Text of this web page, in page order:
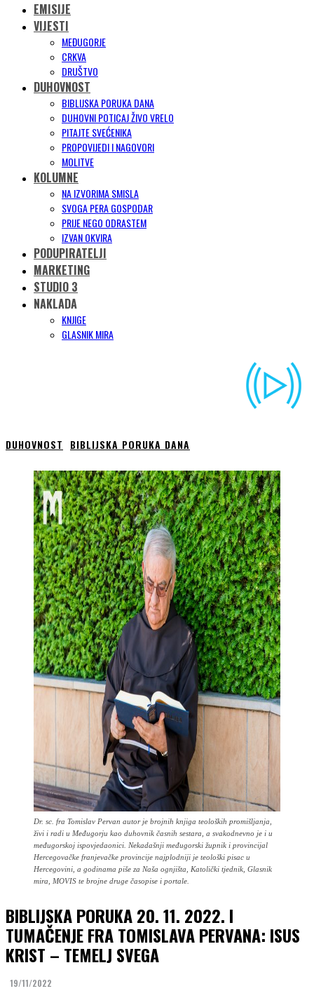
EMISIJE
VIJESTI
MEĐUGORJE
CRKVA
DRUŠTVO
DUHOVNOST
BIBLIJSKA PORUKA DANA
DUHOVNI POTICAJ ŽIVO VRELO
PITAJTE SVEĆENIKA
PROPOVIJEDI I NAGOVORI
MOLITVE
KOLUMNE
NA IZVORIMA SMISLA
SVOGA PERA GOSPODAR
PRIJE NEGO ODRASTEM
IZVAN OKVIRA
PODUPIRATELJI
MARKETING
STUDIO 3
NAKLADA
KNJIGE
GLASNIK MIRA
DUHOVNOST BIBLIJSKA PORUKA DANA
Dr. sc. fra Tomislav Pervan autor je brojnih knjiga teoloških promišljanja,
živi i radi u Međugorju kao duhovnik časnih sestara, a svakodnevno je i u
međugorskoj ispovjedaonici. Nekadašnji međugorski župnik i provincijal
Hercegovačke franjevačke provincije najplodniji je teološki pisac u
Hercegovini, a godinama piše za Naša ognjišta, Katolički tjednik, Glasnik
mira, MOVIS te brojne druge časopise i portale.
BIBLIJSKA PORUKA 20. 11. 2022. I
TUMAČENJE FRA TOMISLAVA PERVANA: ISUS
KRIST – TEMELJ SVEGA
19/11/2022